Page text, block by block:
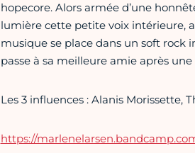
hopecore. Alors armée d’une
lumière cette petite voix intérieure,
musique se place dans un soft rock
passe à sa meilleure amie après
Les 3 influences : Alanis Morissette,
https://